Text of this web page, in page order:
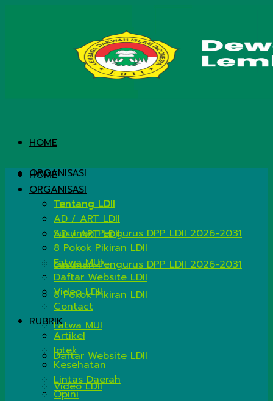
HOME
ORGANISASI
Tentang LDII
AD / ART LDII
Susunan Pengurus DPP LDII 2026-2031
8 Pokok Pikiran LDII
Fatwa MUI
Daftar Website LDII
Video LDII
HOME
ORGANISASI
Tentang LDII
AD / ART LDII
Susunan Pengurus DPP LDII 2026-2031
8 Pokok Pikiran LDII
Fatwa MUI
Daftar Website LDII
Video LDII
Contact
RUBRIK
Artikel
Iptek
Kesehatan
Lintas Daerah
Opini